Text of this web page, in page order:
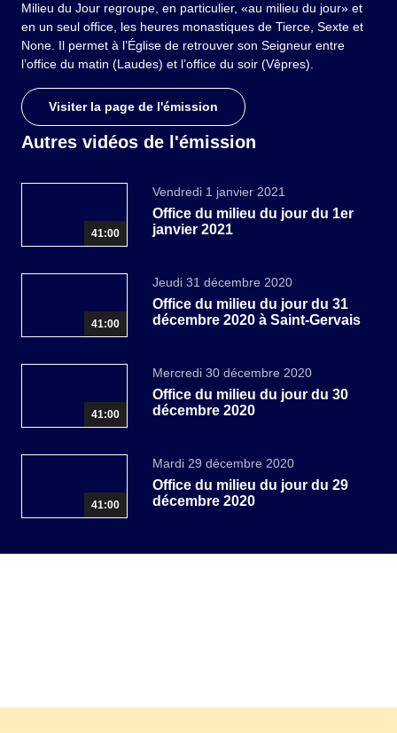
Milieu du Jour regroupe, en particulier, «au milieu du jour» et
en un seul office, les heures monastiques de Tierce, Sexte et
None. Il permet à l’Église de retrouver son Seigneur entre
l’office du matin (Laudes) et l’office du soir (Vêpres).
Visiter la page de l'émission
Autres vidéos de l'émission
41:00
Vendredi 1 janvier 2021
Office du milieu du jour du 1er
janvier 2021
41:00
Jeudi 31 décembre 2020
Office du milieu du jour du 31
décembre 2020 à Saint-Gervais
41:00
Mercredi 30 décembre 2020
Office du milieu du jour du 30
décembre 2020
41:00
Mardi 29 décembre 2020
Office du milieu du jour du 29
décembre 2020